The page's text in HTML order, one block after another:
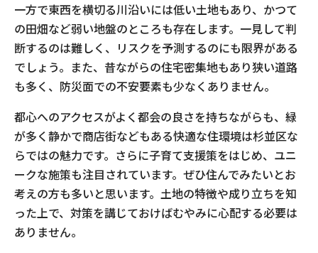
一方で東西を横切る川沿いには低い土地もあり、かつて
の田畑など弱い地盤のところも存在します。一見して判
断するのは難しく、リスクを予測するのにも限界がある
でしょう。また、昔ながらの住宅密集地もあり狭い道路
も多く、防災面での不安要素も少なくありません。
都心へのアクセスがよく都会の良さを持ちながらも、緑
が多く静かで商店街などもある快適な住環境は杉並区な
らではの魅力です。さらに子育て支援策をはじめ、ユニ
ークな施策も注目されています。ぜひ住んでみたいとお
考えの方も多いと思います。土地の特徴や成り立ちを知
った上で、対策を講じておけばむやみに心配する必要は
ありません。